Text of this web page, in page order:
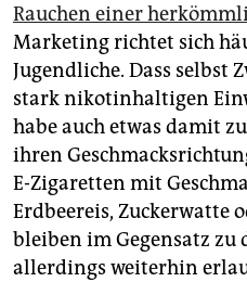
Rauchen einer
Marketing richtet sich
Jugendliche. Dass selbst
stark nikotinhaltigen
habe auch etwas damit
ihren
E-Zigaretten mit
Erdbeereis, Zuckerwatte
bleiben im Gegensatz zu
allerdings weiterhin